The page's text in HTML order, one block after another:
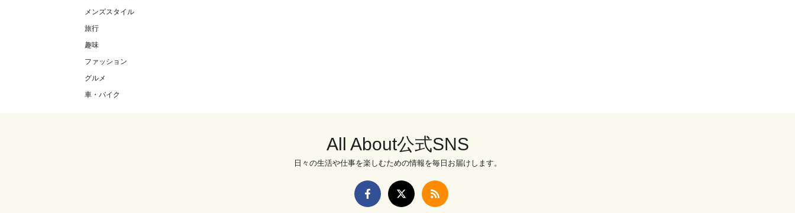
メンズスタイル
旅行
趣味
ファッション
グルメ
車・バイク
All About公式SNS
日々の生活や仕事を楽しむための情報を毎日お届けします。